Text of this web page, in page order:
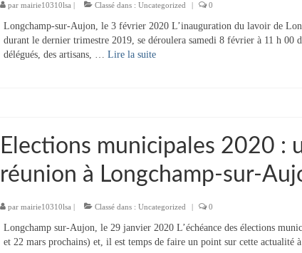
parmairie10310lsa | Classé dans :Uncategorized | 0
Longchamp-sur-Aujon, le 3 février 2020 L’inauguration du lavoir de
durant le dernier trimestre 2019, se déroulera samedi 8 février à 11 h 00
délégués, des artisans, …Lire la suite­­
Elections municipales 2020 :
réunion à Longchamp-sur-
parmairie10310lsa | Classé dans :Uncategorized | 0
Longchamp sur-Aujon, le 29 janvier 2020 L’échéance des élections
et 22 mars prochains) et, il est temps de faire un point sur cette